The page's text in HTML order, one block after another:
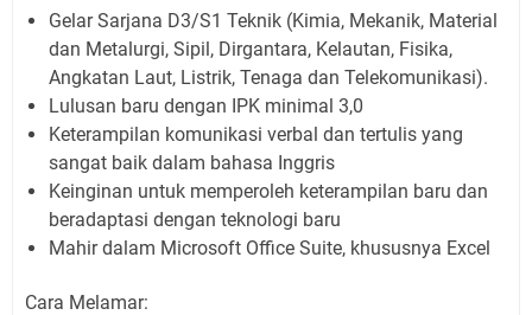
Gelar Sarjana D3/S1 Teknik (Kimia, Mekanik, Material
dan Metalurgi, Sipil, Dirgantara, Kelautan, Fisika,
Angkatan Laut, Listrik, Tenaga dan Telekomunikasi).
Lulusan baru dengan IPK minimal 3,0
Keterampilan komunikasi verbal dan tertulis yang
sangat baik dalam bahasa Inggris
Keinginan untuk memperoleh keterampilan baru dan
beradaptasi dengan teknologi baru
Mahir dalam Microsoft Office Suite, khususnya Excel
Cara Melamar: